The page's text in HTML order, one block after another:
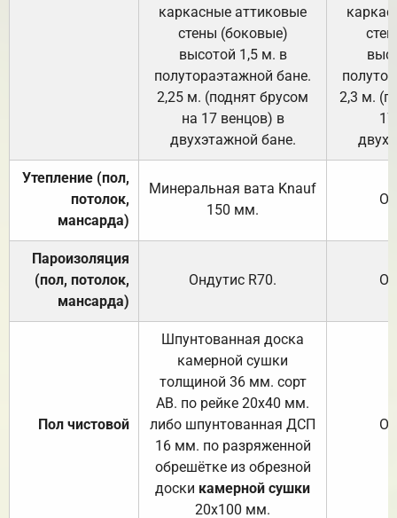
каркасные аттиковые
стены (боковые)
высотой 1,5 м. в
полутораэтажной бане.
2,25 м. (поднят брусом
на 17 венцов) в
двухэтажной бане.
2,3 м.
Утепление (пол,
потолок,
мансарда)
Минеральная вата Knauf
150 мм.
Пароизоляция
(пол, потолок,
мансарда)
Ондутис R70.
Пол чистовой
Шпунтованная доска
камерной сушки
толщиной 36 мм. сорт
АВ. по рейке 20х40 мм.
либо шпунтованная ДСП
16 мм. по разряженной
обрешётке из обрезной
доски камерной сушки
20х100 мм.